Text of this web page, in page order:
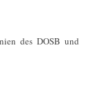
des DOSB und